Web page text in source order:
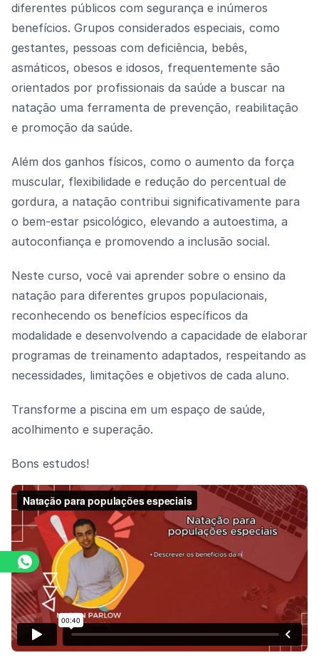
diferentes públicos com segurança e inúmeros
benefícios. Grupos considerados especiais, como
gestantes, pessoas com deficiência, bebês,
asmáticos, obesos e idosos, frequentemente são
orientados por profissionais da saúde a buscar na
natação uma ferramenta de prevenção, reabilitação
e promoção da saúde.
Além dos ganhos físicos, como o aumento da força
muscular, flexibilidade e redução do percentual de
gordura, a natação contribui significativamente para
o bem-estar psicológico, elevando a autoestima, a
autoconfiança e promovendo a inclusão social.
Neste curso, você vai aprender sobre o ensino da
natação para diferentes grupos populacionais,
reconhecendo os benefícios específicos da
modalidade e desenvolvendo a capacidade de elaborar
programas de treinamento adaptados, respeitando as
necessidades, limitações e objetivos de cada aluno.
Transforme a piscina em um espaço de saúde,
acolhimento e superação.
Bons estudos!